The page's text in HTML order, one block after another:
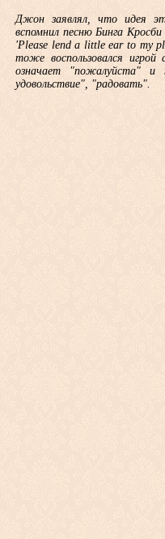
Джон заявлял, что идея
вспомнил песню Бинга
'Please lend a little ear to my
тоже воспользовался игрой
означает "пожалуйста" и
удовольствие", "радовать".